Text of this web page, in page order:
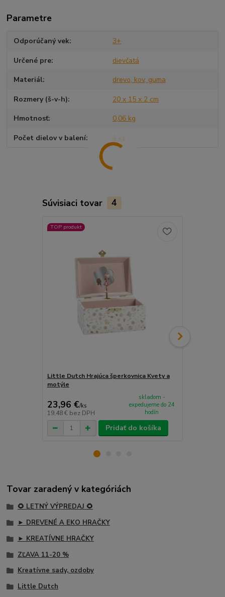
Parametre
Odporúčaný vek 3+
Určené pre dievčatá
Materiál drevo, kov, guma
Rozmery (š-v-h) 20 x 15 x 2 cm
Hmotnosť 0,06 kg
Počet dielov v balení 4 ks
Súvisiaci tovar 4
TOP produkt
Little Dutch Hrajúca šperkovnica Kvety a
motýle
23,96 €/ks
19,48 € bez DPH
skladom -
expedujeme do 24
hodín
Pridať do košíka
Tovar zaradený v kategóriách
🌻 LETNÝ VÝPREDAJ 🌻
► DREVENÉ A EKO HRAČKY
► KREATÍVNE HRAČKY
ZĽAVA 11-20 %
Kreatívne sady, ozdoby
Little Dutch